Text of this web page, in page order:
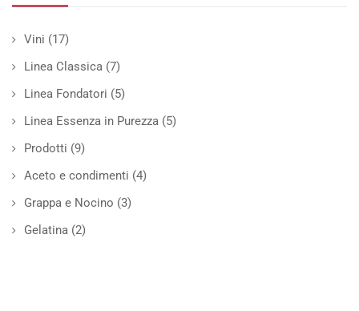
Vini (17)
Linea Classica (7)
Linea Fondatori (5)
Linea Essenza in Purezza (5)
Prodotti (9)
Aceto e condimenti (4)
Grappa e Nocino (3)
Gelatina (2)